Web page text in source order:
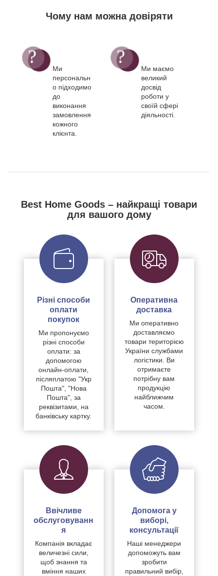
Чому нам можна довіряти
Ми
персональн
о підходимо
до
виконання
замовлення
кожного
клієнта.
Ми маємо
великий
досвід
роботи у
своїй сфері
діяльності.
Best Home Goods – найкращі товари
для вашого дому
Різні способи
оплати
покупок
Ми пропонуємо
різні способи
оплати: за
допомогою
онлайн-оплати,
післяплатою "Укр
Пошта", "Нова
Пошта", за
реквізитами, на
банківську картку.
Оперативна
доставка
Ми оперативно
доставляємо
товари територією
України службами
логістики. Ви
отримаєте
потрібну вам
продукцію
найближчим
часом.
Ввічливе
обслуговуванн
я
Компанія вкладає
величезні сили,
щоб знання та
вміння наших
Допомога у
виборі,
консультації
Наші менеджери
допоможуть вам
зробити
правильний вибір,